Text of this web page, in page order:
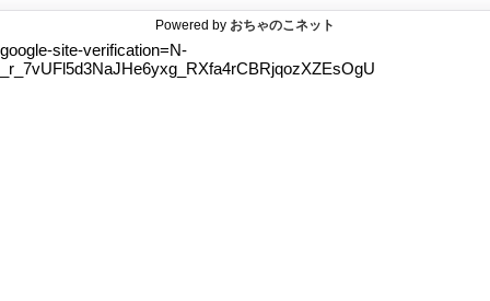
Powered by おちゃのこネット
google-site-verification=N-
_r_7vUFl5d3NaJHe6yxg_RXfa4rCBRjqozXZEsOgU